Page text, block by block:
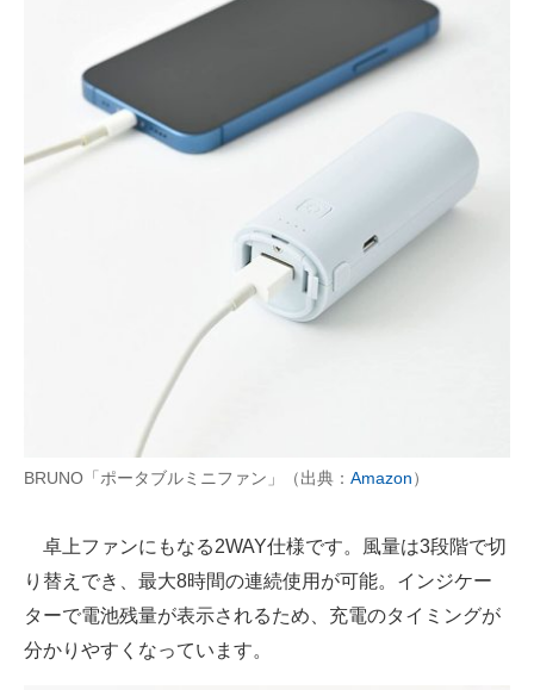
BRUNO「ポータブルミニファン」（出典： Amazon）
卓上ファンにもなる2WAY仕様です。風量は3段階で切
り替えでき、最大8時間の連続使用が可能。インジケー
ターで電池残量が表示されるため、充電のタイミングが
分かりやすくなっています。